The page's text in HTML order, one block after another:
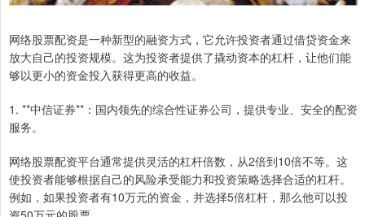
网络股票配资是一种新型的融资方式，它允许投资者通过借贷资金来
放大自己的投资规模。这为投资者提供了撬动资本的杠杆，让他们能
够以更小的资金投入获得更高的收益。
1. **中信证券**：国内领先的综合性证券公司，提供专业、安全的配资
服务。
网络股票配资平台通常提供灵活的杠杆倍数，从2倍到10倍不等。这
使投资者能够根据自己的风险承受能力和投资策略选择合适的杠杆。
例如，如果投资者有10万元的资金，并选择5倍杠杆，那么他可以投